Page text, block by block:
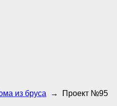
из бруса → Проект №95